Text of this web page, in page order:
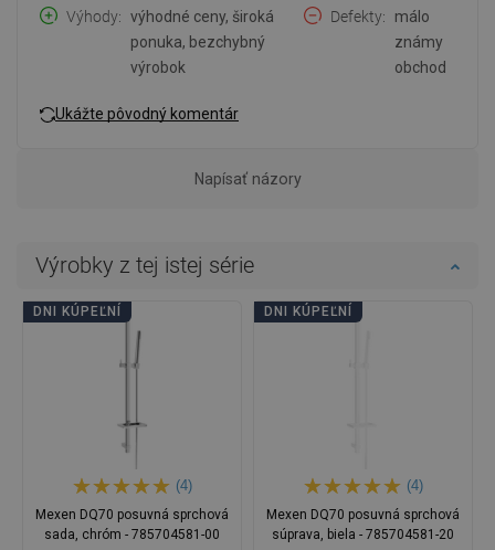
Výhody
výhodné ceny, široká
ponuka, bezchybný
výrobok
Defekty
málo
známy
obchod
Ukážte pôvodný komentár
Napísať názory
Výrobky z tej istej série
DNI KÚPEĽNÍ
(4)
Mexen DQ70 posuvná sprchová
sada, chróm - 785704581-00
DNI KÚPEĽNÍ
(4)
Mexen DQ70 posuvná sprchová
súprava, biela - 785704581-20